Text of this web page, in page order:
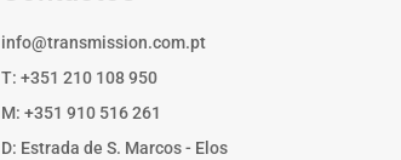
info@transmission.com.pt
T: +351 210 108 950
M: +351 910 516 261
D: Estrada de S. Marcos - Elos